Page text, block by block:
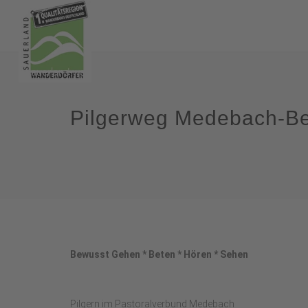
Pilgerweg Medebach-
Bewusst Gehen * Beten * Hören * Sehen
Pilgern im Pastoralverbund Medebach